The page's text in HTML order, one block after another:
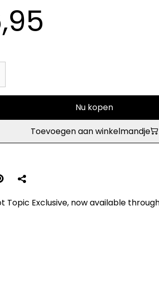
Nu kopen
Toevoegen aan winkelmandje
Topic Exclusive, now available